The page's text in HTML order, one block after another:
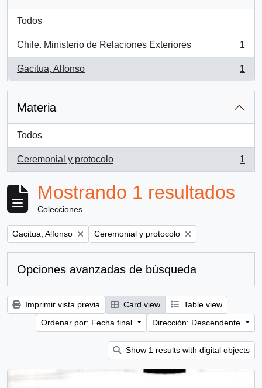
Todos
Chile. Ministerio de Relaciones Exteriores
, 1 resultados
1
Gacitua, Alfonso
, 1 resultados
1
Materia
Todos
Ceremonial y protocolo
, 1 resultados
1
Mostrando 1 resultados
Colecciones
Remove filter:
Gacitua, Alfonso Remove filter:
Ceremonial y protocolo
Opciones avanzadas de búsqueda
Imprimir vista previa Card view
Table view
Ordenar por: Fecha final
Dirección: Descendente
Show 1 results with digital objects